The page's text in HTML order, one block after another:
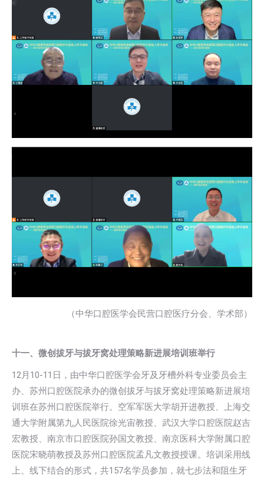
（中华口腔医学会民营口腔医疗分会、学术部）
十一、微创拔牙与拔牙窝处理策略新进展培训班举行
12月10-11日，由中华口腔医学会牙及牙槽外科专业委员会主
办、苏州口腔医院承办的微创拔牙与拔牙窝处理策略新进展培
训班在苏州口腔医院举行。空军军医大学胡开进教授、上海交
通大学附属第九人民医院徐光宙教授、武汉大学口腔医院赵吉
宏教授、南京市口腔医院孙国文教授、南京医科大学附属口腔
医院宋晓萌教授及苏州口腔医院孟凡文教授授课。培训采用线
上、线下结合的形式，共157名学员参加，就七步法和阻生牙